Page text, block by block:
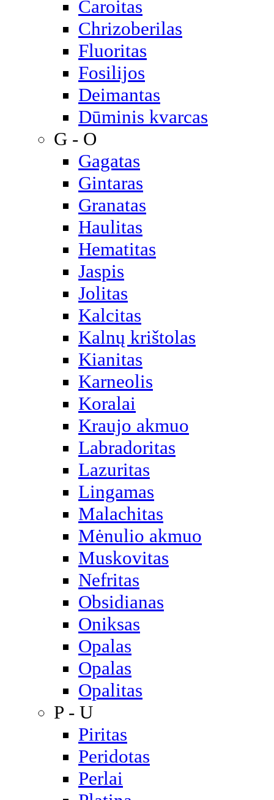
Čaroitas
Chrizoberilas
Fluoritas
Fosilijos
Deimantas
Dūminis kvarcas
G - O
Gagatas
Gintaras
Granatas
Haulitas
Hematitas
Jaspis
Jolitas
Kalcitas
Kalnų krištolas
Kianitas
Karneolis
Koralai
Kraujo akmuo
Labradoritas
Lazuritas
Lingamas
Malachitas
Mėnulio akmuo
Muskovitas
Nefritas
Obsidianas
Oniksas
Opalas
Opalas
Opalitas
P - U
Piritas
Peridotas
Perlai